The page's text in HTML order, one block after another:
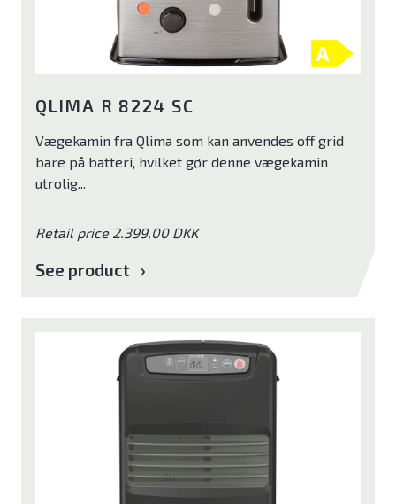
QLIMA R 8224 SC
Vægekamin fra Qlima som kan anvendes off grid
bare på batteri, hvilket gør denne vægekamin
utrolig...
Retail price 2.399,00 DKK
See product